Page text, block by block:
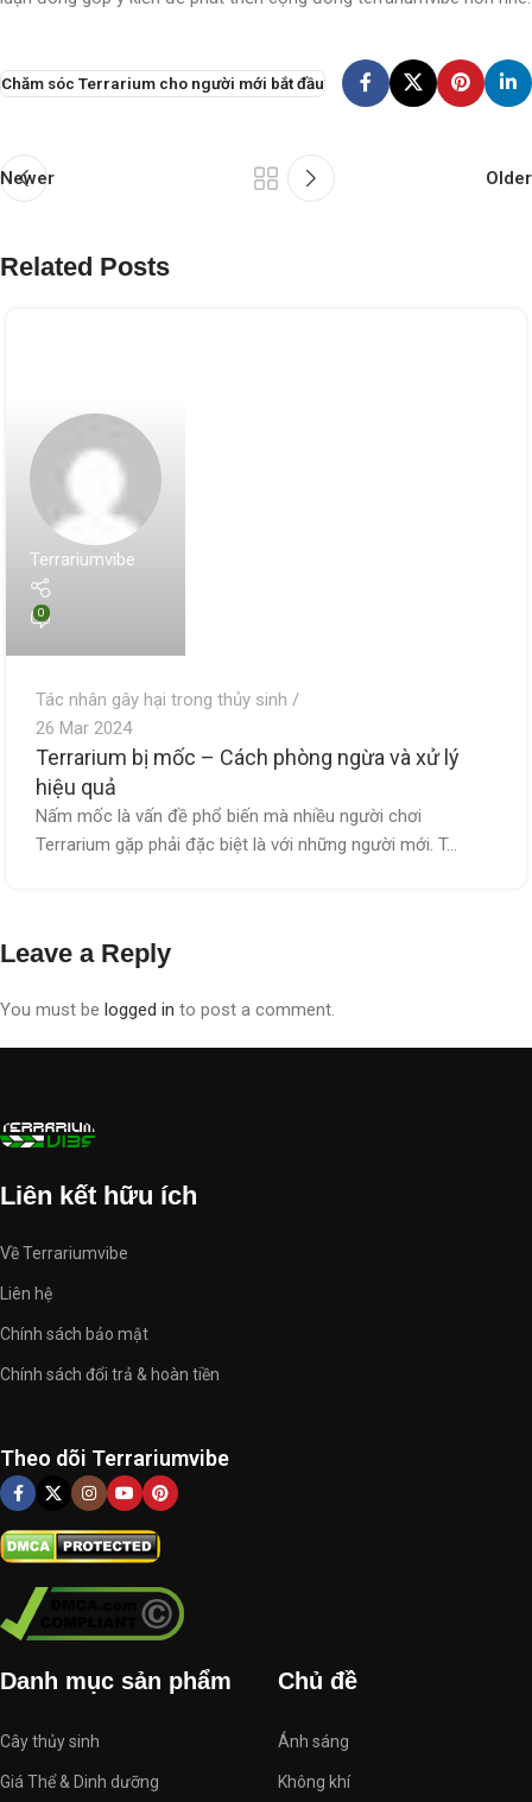
Chăm sóc Terrarium cho người mới bắt đầu
Newer Older
Related Posts
Terrariumvibe
0
Tác nhân gây hại trong thủy sinh
26 Mar 2024
Terrarium bị mốc – Cách phòng ngừa và xử lý
hiệu quả
Nấm mốc là vấn đề phổ biến mà nhiều người chơi
Terrarium gặp phải đặc biệt là với những người mới. T...
Leave a Reply
You must be logged in to post a comment.
Liên kết hữu ích
Về Terrariumvibe
Liên hệ
Chính sách bảo mật
Chính sách đổi trả & hoàn tiền
Theo dõi Terrariumvibe
Danh mục sản phẩm
Cây thủy sinh
Giá Thể & Dinh dưỡng
Chủ đề
Ánh sáng
Không khí